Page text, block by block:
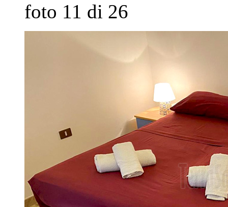
foto 11 di 26